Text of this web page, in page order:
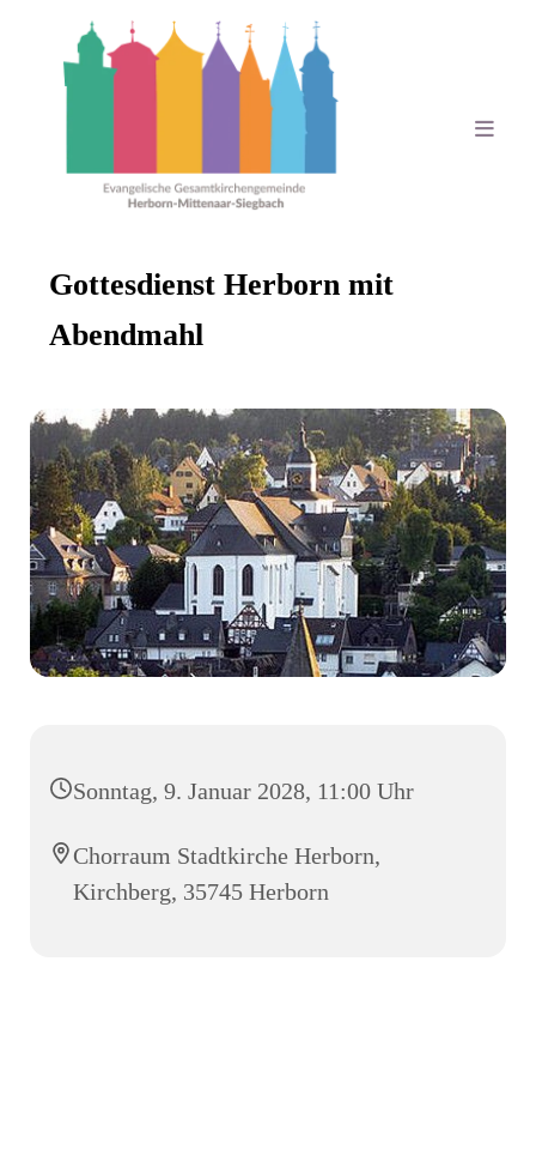
Gottesdienst Herborn mit
Abendmahl
Sonntag, 9. Januar 2028, 11:00 Uhr
Chorraum Stadtkirche Herborn,
Kirchberg, 35745 Herborn